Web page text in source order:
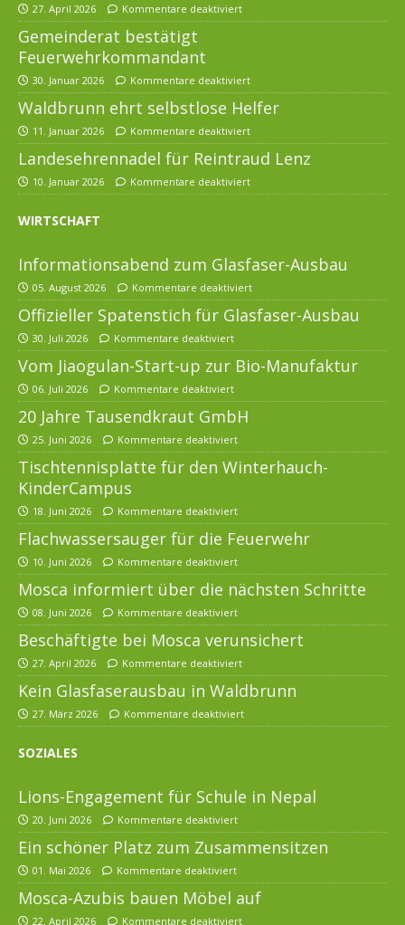
27. April 2026 Kommentare deaktiviert
Gemeinderat bestätigt
Feuerwehrkommandant
30. Januar 2026 Kommentare deaktiviert
Waldbrunn ehrt selbstlose Helfer
11. Januar 2026 Kommentare deaktiviert
Landesehrennadel für Reintraud Lenz
10. Januar 2026 Kommentare deaktiviert
WIRTSCHAFT
Informationsabend zum Glasfaser-Ausbau
05. August 2026 Kommentare deaktiviert
Offizieller Spatenstich für Glasfaser-Ausbau
30. Juli 2026 Kommentare deaktiviert
Vom Jiaogulan-Start-up zur Bio-Manufaktur
06. Juli 2026 Kommentare deaktiviert
20 Jahre Tausendkraut GmbH
25. Juni 2026 Kommentare deaktiviert
Tischtennisplatte für den Winterhauch-
KinderCampus
18. Juni 2026 Kommentare deaktiviert
Flachwassersauger für die Feuerwehr
10. Juni 2026 Kommentare deaktiviert
Mosca informiert über die nächsten Schritte
08. Juni 2026 Kommentare deaktiviert
Beschäftigte bei Mosca verunsichert
27. April 2026 Kommentare deaktiviert
Kein Glasfaserausbau in Waldbrunn
27. März 2026 Kommentare deaktiviert
SOZIALES
Lions-Engagement für Schule in Nepal
20. Juni 2026 Kommentare deaktiviert
Ein schöner Platz zum Zusammensitzen
01. Mai 2026 Kommentare deaktiviert
Mosca-Azubis bauen Möbel auf
22. April 2026 Kommentare deaktiviert